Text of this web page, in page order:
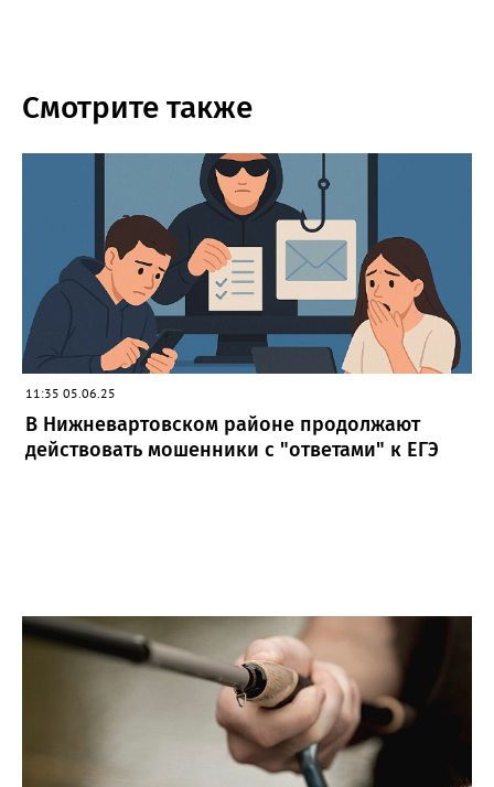
Смотрите также
11:35 05.06.25
В Нижневартовском районе продолжают
действовать мошенники с "ответами" к ЕГЭ